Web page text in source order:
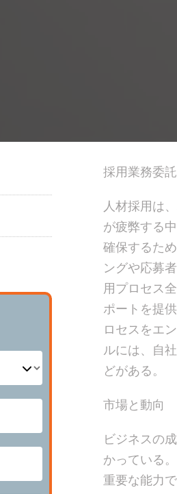
採用業務委託
人材採用は
が疲弊する
確保するた
ングや応募
用プロセス
ポートを提
ロセスをエ
ルには、自
どがある。
市場と動向
ビジネスの
かっている
重要な能力